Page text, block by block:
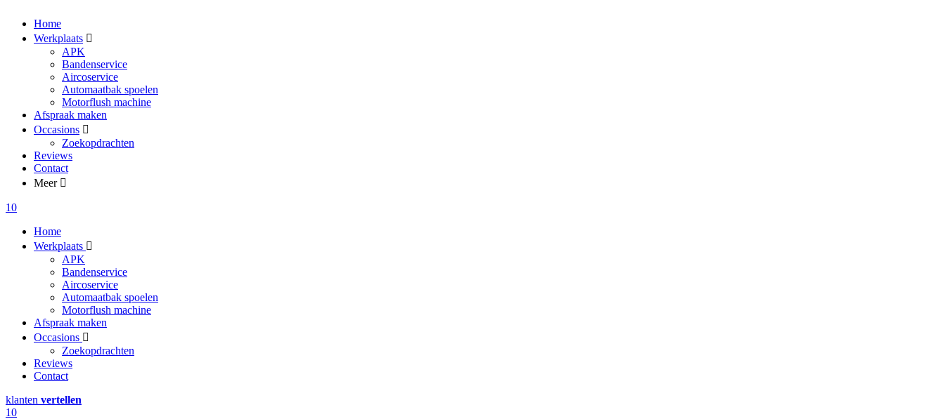
Home
Werkplaats
APK
Bandenservice
Aircoservice
Automaatbak spoelen
Motorflush machine
Afspraak maken
Occasions
Zoekopdrachten
Reviews
Contact
Meer
10
Home
Werkplaats
APK
Bandenservice
Aircoservice
Automaatbak spoelen
Motorflush machine
Afspraak maken
Occasions
Zoekopdrachten
Reviews
Contact
klanten vertellen
10